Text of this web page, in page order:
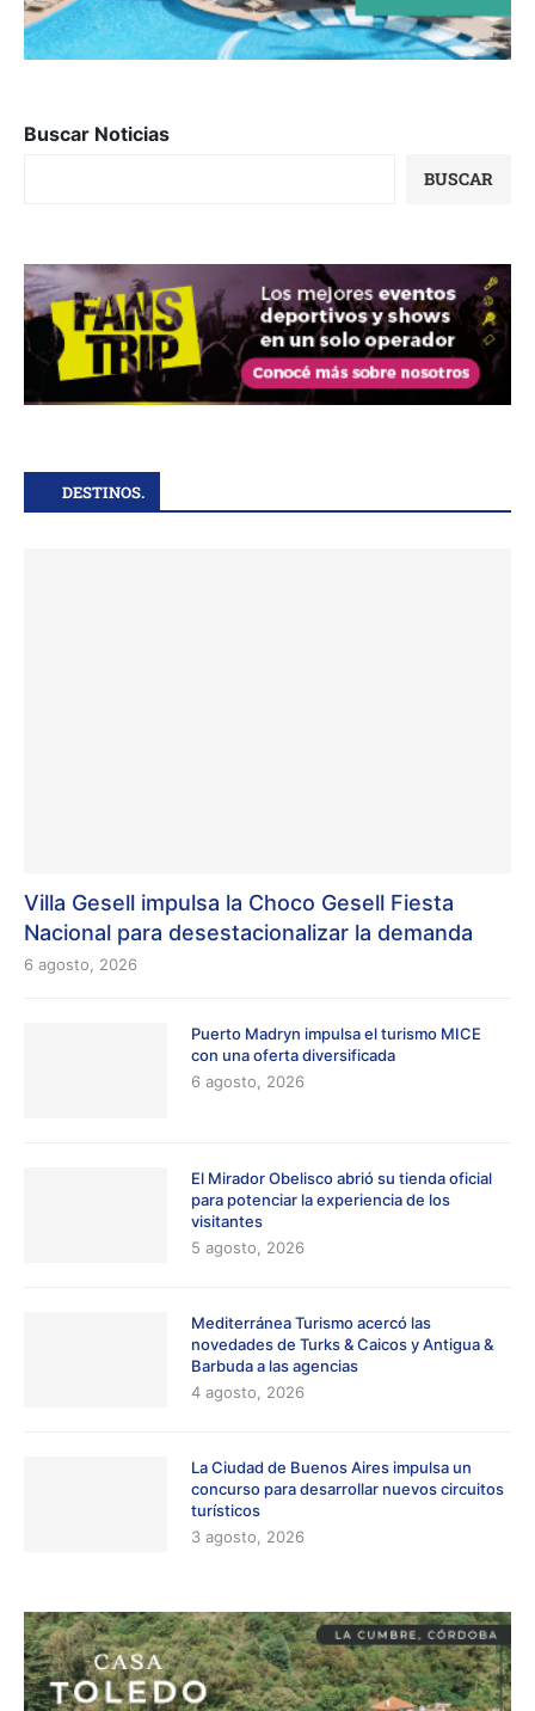
Buscar Noticias
BUSCAR
DESTINOS.
Villa Gesell impulsa la Choco Gesell Fiesta
Nacional para desestacionalizar la demanda
6 agosto, 2026
Puerto Madryn impulsa el turismo MICE
con una oferta diversificada
6 agosto, 2026
El Mirador Obelisco abrió su tienda oficial
para potenciar la experiencia de los
visitantes
5 agosto, 2026
Mediterránea Turismo acercó las
novedades de Turks & Caicos y Antigua &
Barbuda a las agencias
4 agosto, 2026
La Ciudad de Buenos Aires impulsa un
concurso para desarrollar nuevos circuitos
turísticos
3 agosto, 2026